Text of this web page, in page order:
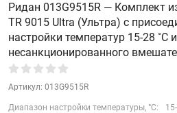
Ридан 013G9515R — Комплект
TR 9015 Ultra (Ультра) с
настройки температур 15-28 ˚С
несанкционированного
Артикул: 013G9515R
Диапазон настройки температуры, °С: